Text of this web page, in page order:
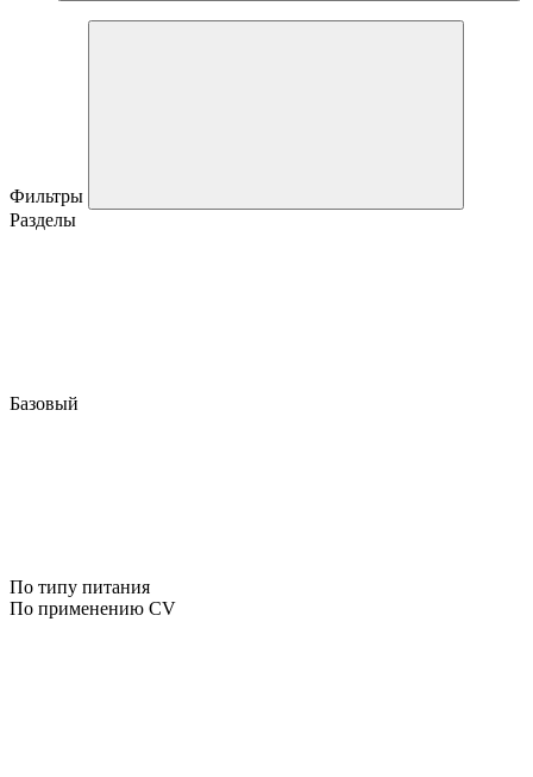
Фильтры
Разделы
Базовый
По типу питания
По применению CV